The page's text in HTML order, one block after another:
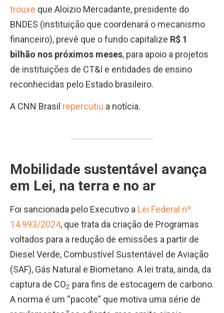
trouxe que Aloizio Mercadante, presidente do
BNDES (instituição que coordenará o mecanismo
financeiro), prevê que o fundo capitalize R$ 1
bilhão nos próximos meses, para apoio a projetos
de instituições de CT&I e entidades de ensino
reconhecidas pelo Estado brasileiro.
A CNN Brasil repercutiu a notícia.
Mobilidade sustentável avança
em Lei, na terra e no ar
Foi sancionada pelo Executivo a Lei Federal nº.
14.993/2024, que trata da criação de Programas
voltados para a redução de emissões a partir de
Diesel Verde, Combustível Sustentável de Aviação
(SAF), Gás Natural e Biometano. A lei trata, ainda, da
captura de CO2 para fins de estocagem de carbono.
A norma é um “pacote” que motiva uma série de